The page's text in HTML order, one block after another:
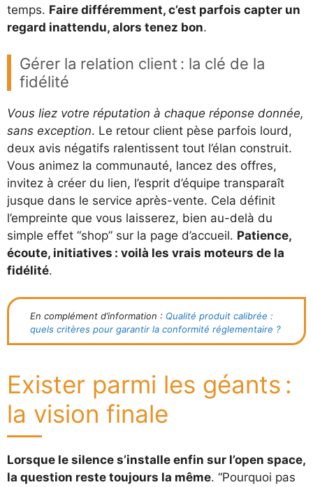
temps. Faire différemment, c’est parfois capter un
regard inattendu, alors tenez bon.
Gérer la relation client : la clé de la
fidélité
Vous liez votre réputation à chaque réponse donnée,
sans exception. Le retour client pèse parfois lourd,
deux avis négatifs ralentissent tout l’élan construit.
Vous animez la communauté, lancez des offres,
invitez à créer du lien, l’esprit d’équipe transparaît
jusque dans le service après-vente. Cela définit
l’empreinte que vous laisserez, bien au-delà du
simple effet “shop” sur la page d’accueil. Patience,
écoute, initiatives : voilà les vrais moteurs de la
fidélité.
En complément d’information : Qualité produit calibrée :
quels critères pour garantir la conformité réglementaire ?
Exister parmi les géants :
la vision finale
Lorsque le silence s’installe enfin sur l’open space,
la question reste toujours la même. “Pourquoi pas